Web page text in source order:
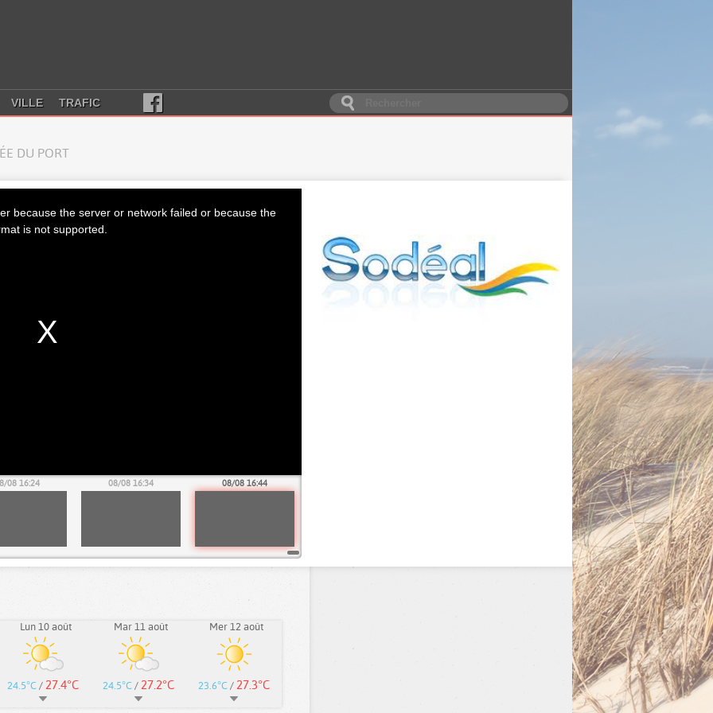
VILLE TRAFIC
DU PORT
because the server or network failed or because the
is not supported.
08 16:24 08/08 16:34 08/08 16:44
Lun 10 août
24.5°C / 27.4°C
Mar 11 août
24.5°C / 27.2°C
Mer 12 août
23.6°C / 27.3°C